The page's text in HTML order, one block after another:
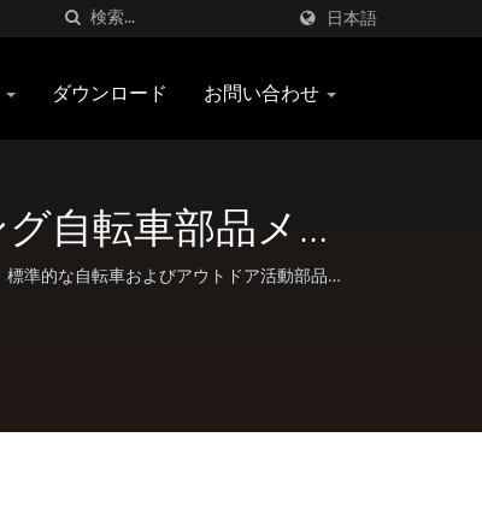
日本語
ダウンロード お問い合わせ
自転車部品メー
準的な自転車およびアウトドア活動部品な